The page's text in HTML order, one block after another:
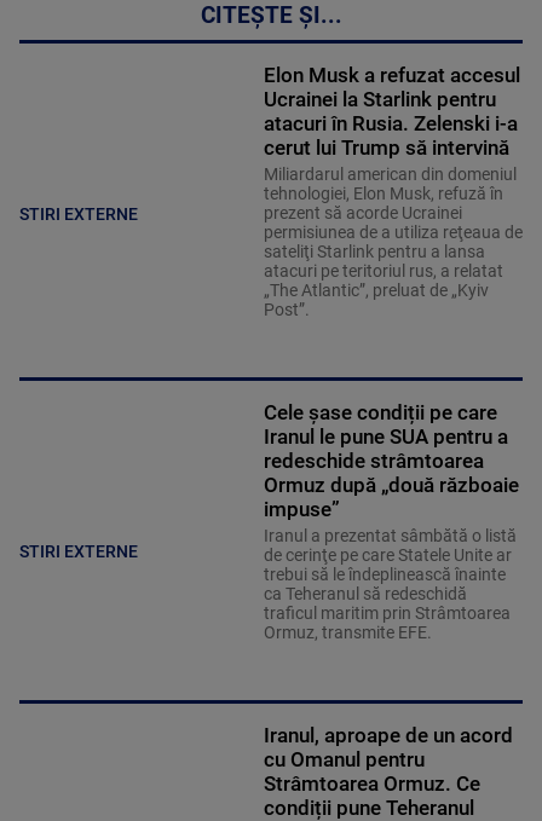
CITEȘTE ȘI...
STIRI EXTERNE
Elon Musk a refuzat accesul
Ucrainei la Starlink pentru
atacuri în Rusia. Zelenski i-a
cerut lui Trump să intervină
Miliardarul american din domeniul
tehnologiei, Elon Musk, refuză în
prezent să acorde Ucrainei
permisiunea de a utiliza reţeaua de
sateliţi Starlink pentru a lansa
atacuri pe teritoriul rus, a relatat
„The Atlantic”, preluat de „Kyiv
Post”.
STIRI EXTERNE
Cele șase condiții pe care
Iranul le pune SUA pentru a
redeschide strâmtoarea
Ormuz după „două războaie
impuse”
Iranul a prezentat sâmbătă o listă
de cerinţe pe care Statele Unite ar
trebui să le îndeplinească înainte
ca Teheranul să redeschidă
traficul maritim prin Strâmtoarea
Ormuz, transmite EFE.
Iranul, aproape de un acord
cu Omanul pentru
Strâmtoarea Ormuz. Ce
condiții pune Teheranul